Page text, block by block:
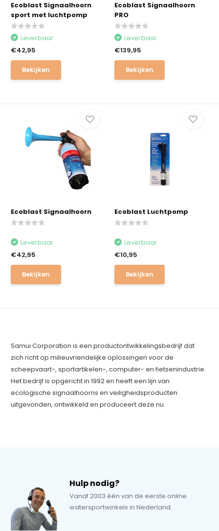
Ecoblast Signaalhoorn
sport met luchtpomp
Leverbaar
€42,95
Bekijken
Ecoblast Signaalhoorn
PRO
Leverbaar
€139,95
Bekijken
Ecoblast Signaalhoorn
Leverbaar
€42,95
Bekijken
Ecoblast Luchtpomp
Leverbaar
€10,95
Bekijken
Samui Corporation is een productontwikkelingsbedrijf dat
zich richt op milieuvriendelijke oplossingen voor de
scheepvaart-, sportartikelen-, computer- en fietsenindustrie.
Het bedrijf is opgericht in 1992 en heeft een lijn van
ecologische signaalhoorns en veiligheidsproducten
uitgevonden, ontwikkeld en produceert deze nu.
Hulp nodig?
Vanaf 2003 één van de eerste online
watersportwinkels in Nederland.